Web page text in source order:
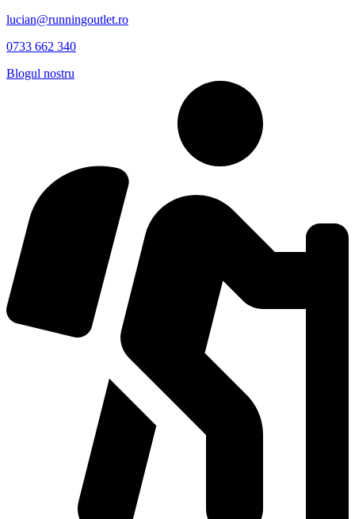
lucian@runningoutlet.ro
0733 662 340
Blogul nostru